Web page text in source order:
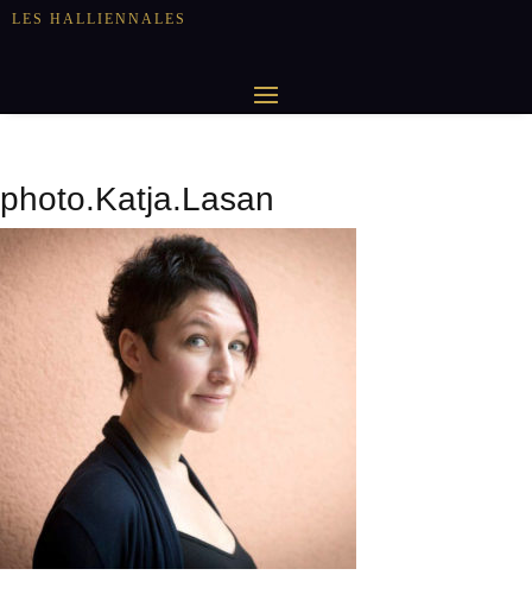
LES HALLIENNALES
photo.Katja.Lasan